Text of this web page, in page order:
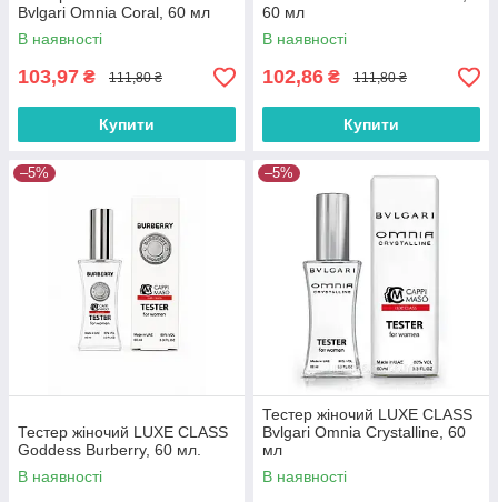
Bvlgari Omnia Coral, 60 мл
В наявності
103,97 ₴ 111,80 ₴
Купити
60 мл
В наявності
102,86 ₴ 111,80 ₴
Купити
–5%
Тестер жіночий LUXE CLASS
Goddess Burberry, 60 мл.
В наявності
–5%
Тестер жіночий LUXE CLASS
Bvlgari Omnia Crystalline, 60
мл
В наявності